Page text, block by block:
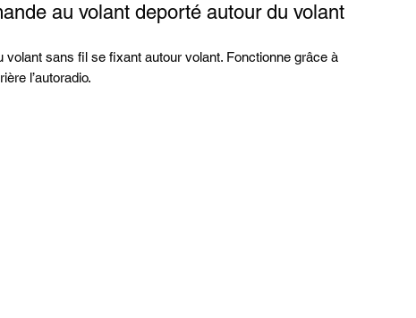
au volant deporté autour du volant
volant sans fil se fixant autour volant. Fonctionne grâce à
l’autoradio.